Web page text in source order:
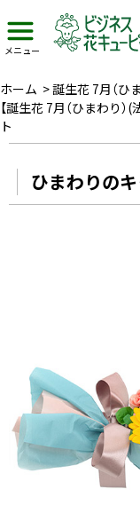
メニュー
ホーム >誕生花 7月（ひ
【誕生花 7月（ひまわり
ト
ひまわりの